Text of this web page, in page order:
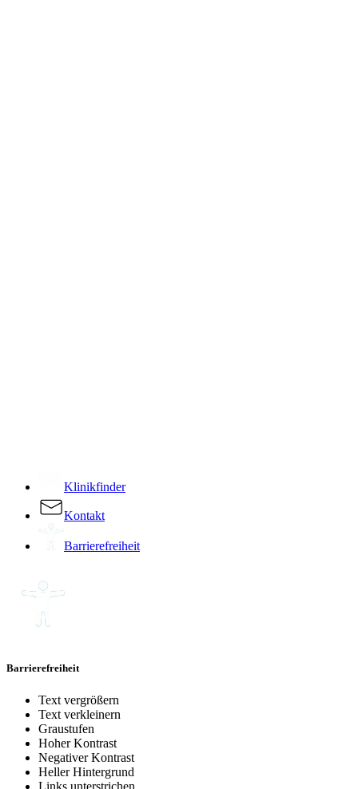
Klinikfinder
Kontakt
Barrierefreiheit
Barrierefreiheit
Text vergrößern
Text verkleinern
Graustufen
Hoher Kontrast
Negativer Kontrast
Heller Hintergrund
Links unterstrichen